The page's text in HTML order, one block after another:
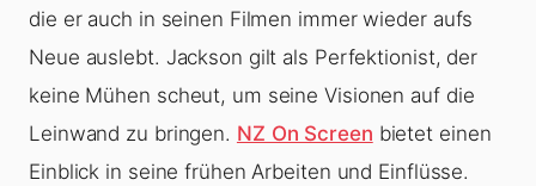
die er auch in seinen Filmen immer wieder aufs
Neue auslebt. Jackson gilt als Perfektionist, der
keine Mühen scheut, um seine Visionen auf die
Leinwand zu bringen. NZ On Screen bietet einen
Einblick in seine frühen Arbeiten und Einflüsse.